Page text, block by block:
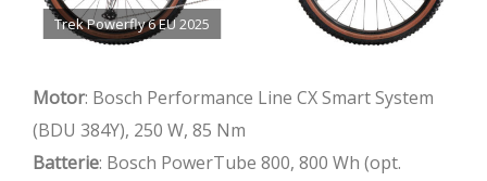
Trek Powerfly 6 EU 2025
Motor: Bosch Performance Line CX Smart System
(BDU 384Y), 250 W, 85 Nm
Batterie: Bosch PowerTube 800, 800 Wh (opt.